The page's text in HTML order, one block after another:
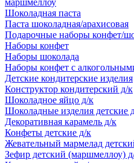
маршмеллоу
Шоколадная паста
Паста шоколадная/арахисовая
Подарочные наборы конфет/
Наборы конфет
Наборы шоколада
Наборы конфет с
Детские кондитерские изделия
Конструктор кондитерский д/к
Шоколадное яйцо д/к
Шоколадные изделия детские
Декоративная карамель д/к
Конфеты детские д/к
Жевательный мармелад
Зефир детский (маршмеллоу)